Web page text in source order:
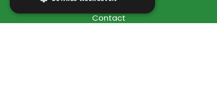
Dorpsbelang
Contact